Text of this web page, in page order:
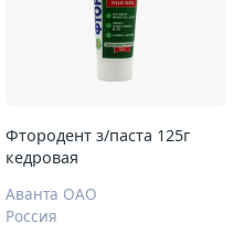
Фтородент з/паста 125г
кедровая
Аванта ОАО
Россия